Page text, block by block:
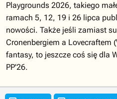
Playgrounds 2026, takiego
ramach 5, 12, 19 i 26 lipca
nowości. Także jeśli zamiast
Cronenbergiem a Lovecraftem
fantasy, to jeszcze coś się dla
PP'26.